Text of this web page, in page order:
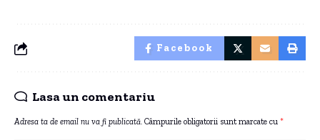
Facebook
Lasa un comentariu
Adresa ta de email nu va fi publicată. Câmpurile obligatorii sunt marcate cu *